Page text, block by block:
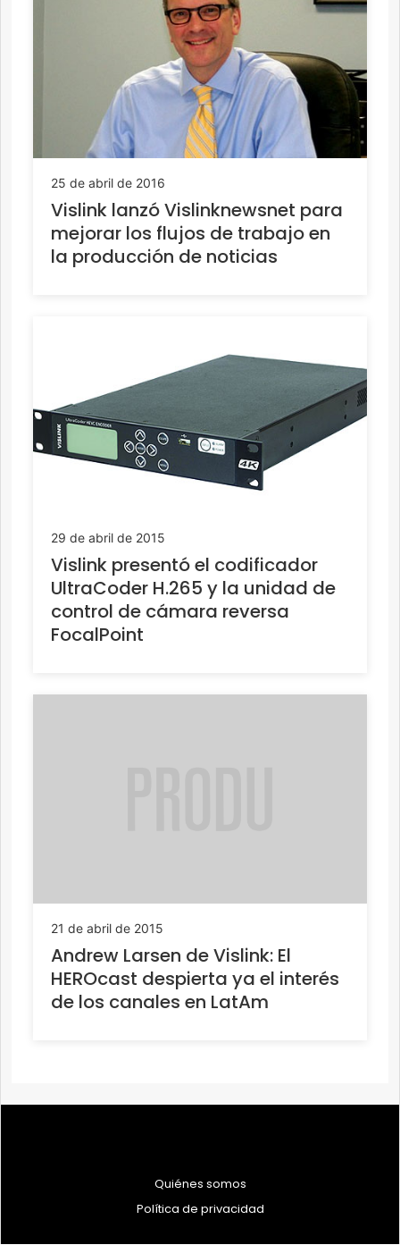
25 de abril de 2016
Vislink lanzó Vislinknewsnet para
mejorar los flujos de trabajo en
la producción de noticias
29 de abril de 2015
Vislink presentó el codificador
UltraCoder H.265 y la unidad de
control de cámara reversa
FocalPoint
21 de abril de 2015
Andrew Larsen de Vislink: El
HEROcast despierta ya el interés
de los canales en LatAm
Quiénes somos
Política de privacidad